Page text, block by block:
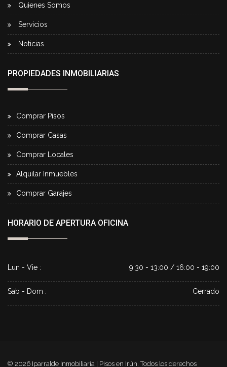
Quienes Somos
Servicios
Noticias
PROPIEDADES INMOBILIARIAS
Comprar Pisos
Comprar Casas
Comprar Locales
Alquilar Inmuebles
Comprar Garajes
HORARIO DE APERTURA OFICINA
Lun - Vie : 9:30 - 13:00 / 16:00 - 19:00
Sab - Dom : Cerrado
© 2026 Iparralde Inmobiliaria | Pisos en Irún . Todos los derechos